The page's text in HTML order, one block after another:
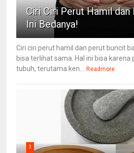
Ciri Ciri Perut Hamil dan
Ini Bedanya!
Ciri ciri perut hamil dan perut buncit
bisa terlihat sama. Hal ini bisa karena
tubuh, terutama ken...
Readmore
3